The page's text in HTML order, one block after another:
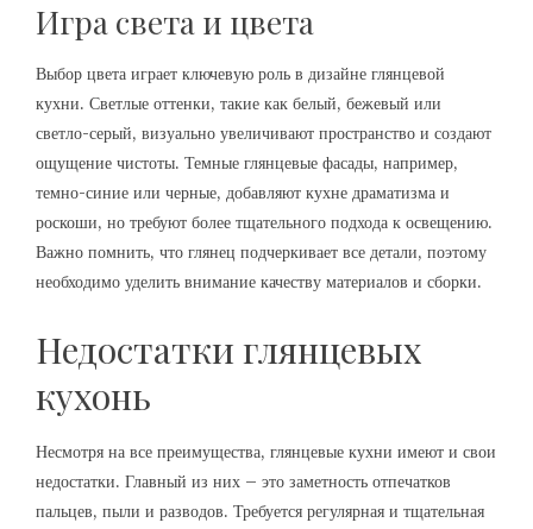
Игра света и цвета
Выбор цвета играет ключевую роль в дизайне глянцевой
кухни. Светлые оттенки, такие как белый, бежевый или
светло-серый, визуально увеличивают пространство и создают
ощущение чистоты. Темные глянцевые фасады, например,
темно-синие или черные, добавляют кухне драматизма и
роскоши, но требуют более тщательного подхода к освещению.
Важно помнить, что глянец подчеркивает все детали, поэтому
необходимо уделить внимание качеству материалов и сборки.
Недостатки глянцевых
кухонь
Несмотря на все преимущества, глянцевые кухни имеют и свои
недостатки. Главный из них – это заметность отпечатков
пальцев, пыли и разводов. Требуется регулярная и тщательная